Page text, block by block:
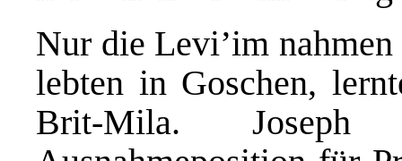
Nur die Levi’im
lebten in Goschen,
Brit-Mila.